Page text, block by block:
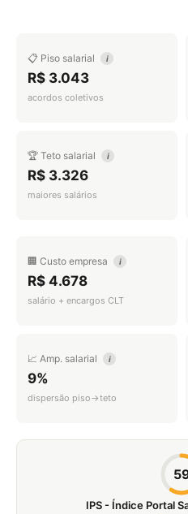
📋 Piso salarial i
R$ 3.043
acordos coletivos
🏆 Teto salarial i
R$ 3.326
maiores salários
🏢 Custo empresa i
R$ 4.678
salário + encargos CLT
📈 Amp. salarial i
9%
dispersão piso→teto
IPS - Índice Portal